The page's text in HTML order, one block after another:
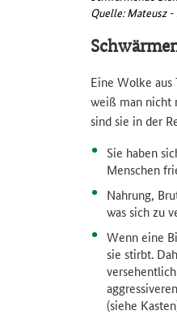
Quelle: Mateusz -
Eine Wolke
weiß man nicht
sind sie in der
Sie haben
Menschen
Nahrung,
was sich zu
Wenn eine
sie stirbt.
(siehe